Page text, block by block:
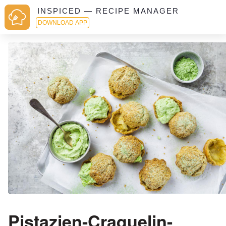
INSPICED — RECIPE MANAGER
DOWNLOAD APP
Pistazien-Craquelin-